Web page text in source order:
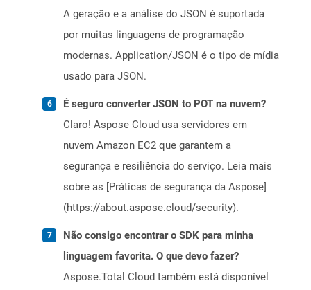
A geração e a análise do JSON é suportada
por muitas linguagens de programação
modernas. Application/JSON é o tipo de mídia
usado para JSON.
É seguro converter JSON to POT na nuvem?
Claro! Aspose Cloud usa servidores em
nuvem Amazon EC2 que garantem a
segurança e resiliência do serviço. Leia mais
sobre as [Práticas de segurança da Aspose]
(https://about.aspose.cloud/security).
Não consigo encontrar o SDK para minha
linguagem favorita. O que devo fazer?
Aspose.Total Cloud também está disponível